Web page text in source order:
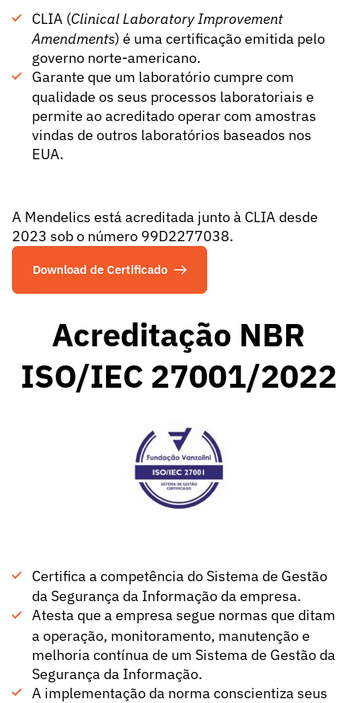
CLIA (Clinical Laboratory Improvement
Amendments) é uma certificação emitida pelo
governo norte-americano.
Garante que um laboratório cumpre com
qualidade os seus processos laboratoriais e
permite ao acreditado operar com amostras
vindas de outros laboratórios baseados nos
EUA.
A Mendelics está acreditada junto à CLIA desde
2023 sob o número 99D2277038.
Download de Certificado
Acreditação NBR
ISO/IEC 27001/2022
Certifica a competência do Sistema de Gestão
da Segurança da Informação da empresa.
Atesta que a empresa segue normas que ditam
a operação, monitoramento, manutenção e
melhoria contínua de um Sistema de Gestão da
Segurança da Informação.
A implementação da norma conscientiza seus